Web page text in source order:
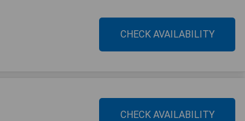
CHECK AVAILABILITY
CHECK AVAILABILITY